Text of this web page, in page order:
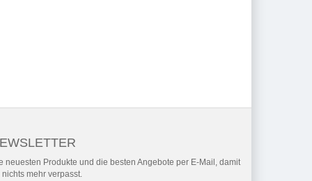
neuesten Produkte und die besten Angebote per E-Mail, damit
nichts mehr verpasst.